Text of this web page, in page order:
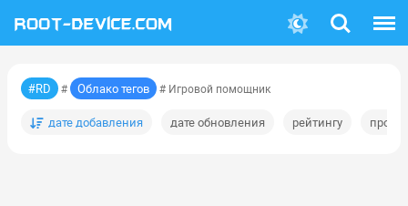
Поиск
#RD # Облако тегов # Игровой помощник
дате добавления дате обновления рейтингу